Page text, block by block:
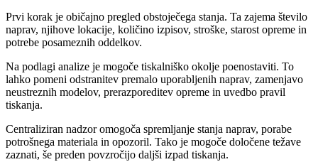
Prvi korak je običajno pregled obstoječega stanja. Ta zajema število
naprav, njihove lokacije, količino izpisov, stroške, starost opreme in
potrebe posameznih oddelkov.
Na podlagi analize je mogoče tiskalniško okolje poenostaviti. To
lahko pomeni odstranitev premalo uporabljenih naprav, zamenjavo
neustreznih modelov, prerazporeditev opreme in uvedbo pravil
tiskanja.
Centraliziran nadzor omogoča spremljanje stanja naprav, porabe
potrošnega materiala in opozoril. Tako je mogoče določene težave
zaznati, še preden povzročijo daljši izpad tiskanja.